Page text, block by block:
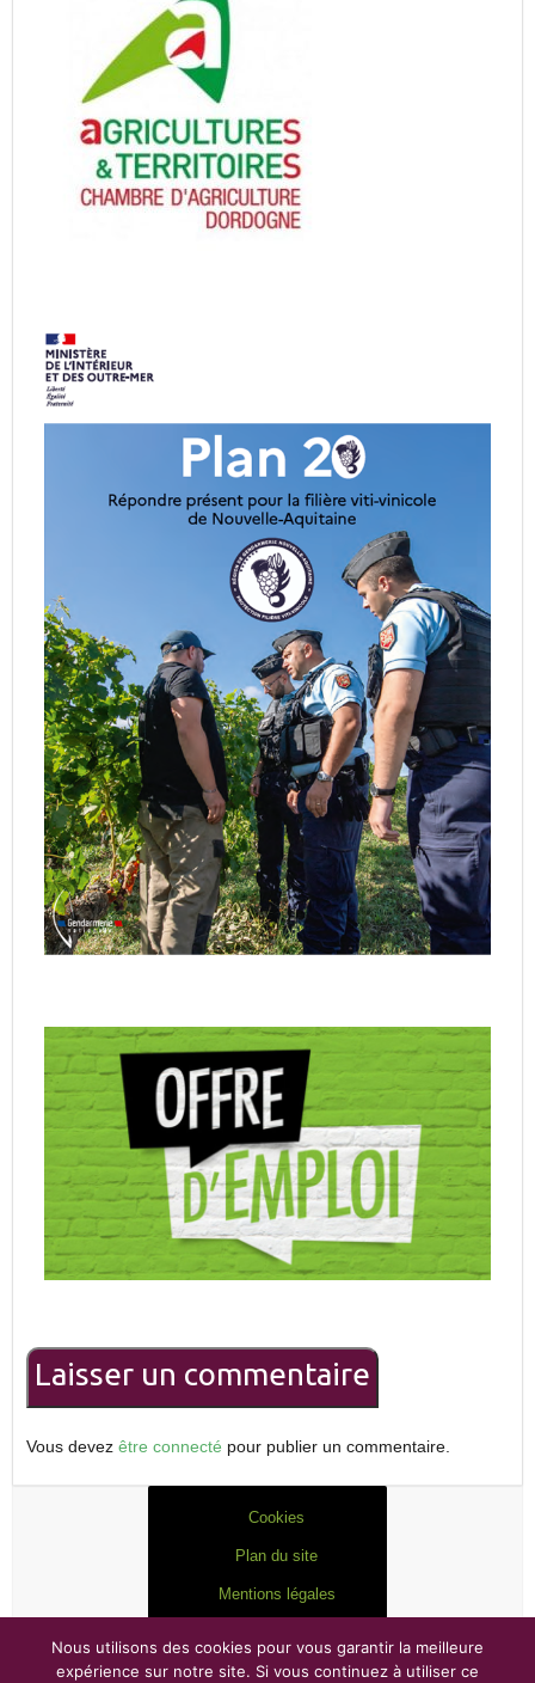
Laisser un commentaire
Vous devez être connecté pour publier un commentaire.
Cookies
Plan du site
Mentions légales
Nous utilisons des cookies pour vous garantir la meilleure
expérience sur notre site. Si vous continuez à utiliser ce